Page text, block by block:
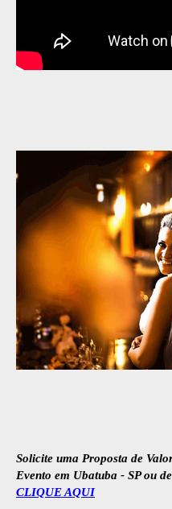
Solicite uma Proposta de
Evento em Ubatuba - SP ou
CLIQUE AQUI